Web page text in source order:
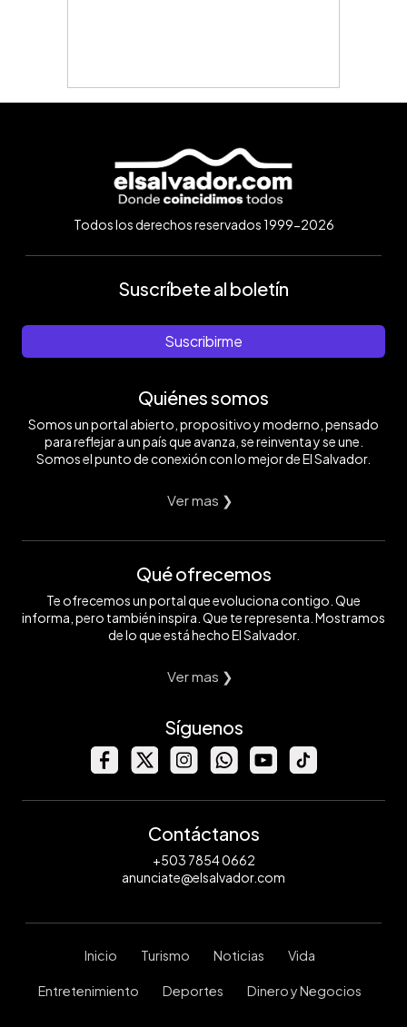
Todos los derechos reservados 1999-2026
Suscríbete al boletín
Suscribirme
Quiénes somos
Somos un portal abierto, propositivo y moderno, pensado
para reflejar a un país que avanza, se reinventa y se une.
Somos el punto de conexión con lo mejor de El Salvador.
Ver mas ❯
Qué ofrecemos
Te ofrecemos un portal que evoluciona contigo. Que
informa, pero también inspira. Que te representa. Mostramos
de lo que está hecho El Salvador.
Ver mas ❯
Síguenos
Contáctanos
+503 7854 0662
anunciate@elsalvador.com
Inicio Turismo Noticias Vida
Entretenimiento Deportes Dinero y Negocios